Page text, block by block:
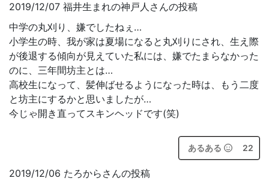
2019/12/07 福井生まれの神戸人さんの投稿
中学の丸刈り、嫌でしたねぇ…
小学生の時、我が家は夏場になると丸刈りにされ、生え際
が後退する傾向が見えていた私には、嫌でたまらなかった
のに、三年間坊主とは…
高校生になって、髪伸ばせるようになった時は、もう二度
と坊主にするかと思いましたが…
今じゃ開き直ってスキンヘッドです(笑)
あるある 22
2019/12/06 たろからさんの投稿